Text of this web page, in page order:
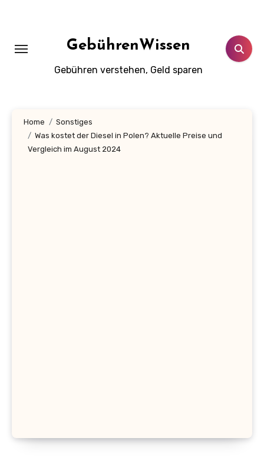
GebührenWissen
Gebühren verstehen, Geld sparen
Home
Sonstiges
Was kostet der Diesel in Polen? Aktuelle Preise und
Vergleich im August 2024